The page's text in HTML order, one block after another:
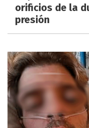
orificios de la
presión